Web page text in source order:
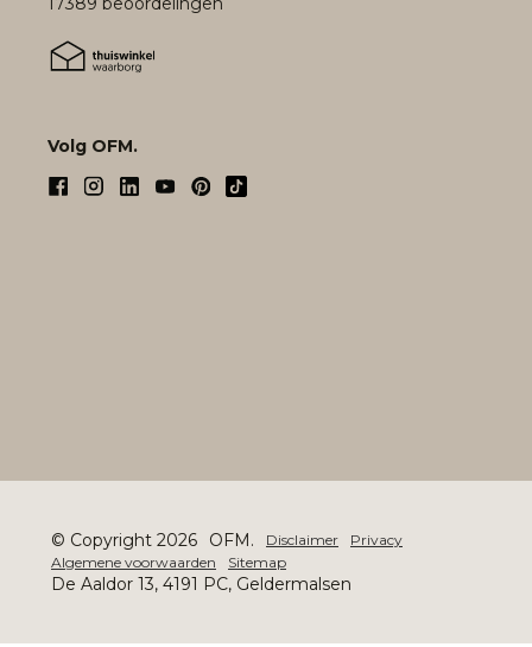
Volg OFM.
© Copyright 2026 OFM. Disclaimer
Privacy
Algemene voorwaarden
Sitemap
De Aaldor 13, 4191 PC, Geldermalsen